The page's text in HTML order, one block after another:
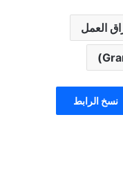
نسخ الرابط